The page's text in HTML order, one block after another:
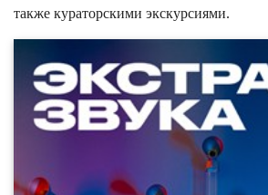
также кураторскими экскурсиями.